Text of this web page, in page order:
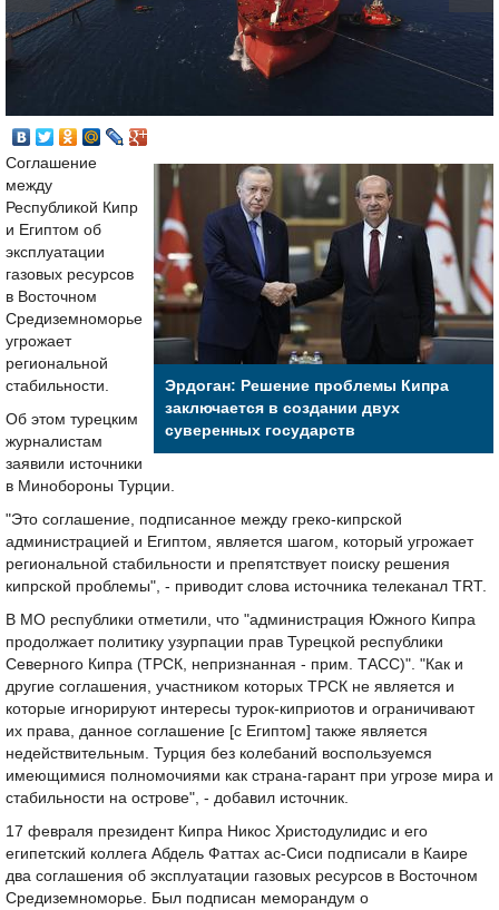
Эрдоган: Решение проблемы Кипра
заключается в создании двух
суверенных государств
Соглашение
между
Республикой Кипр
и Египтом об
эксплуатации
газовых ресурсов
в Восточном
Средиземноморье
угрожает
региональной
стабильности.
Об этом турецким
журналистам
заявили источники
в Минобороны Турции.
"Это соглашение, подписанное между греко-кипрской
администрацией и Египтом, является шагом, который угрожает
региональной стабильности и препятствует поиску решения
кипрской проблемы", - приводит слова источника телеканал TRT.
В МО республики отметили, что "администрация Южного Кипра
продолжает политику узурпации прав Турецкой республики
Северного Кипра (ТРСК, непризнанная - прим. ТАСС)". "Как и
другие соглашения, участником которых ТРСК не является и
которые игнорируют интересы турок-киприотов и ограничивают
их права, данное соглашение [с Египтом] также является
недействительным. Турция без колебаний воспользуемся
имеющимися полномочиями как страна-гарант при угрозе мира и
стабильности на острове", - добавил источник.
17 февраля президент Кипра Никос Христодулидис и его
египетский коллега Абдель Фаттах ас-Сиси подписали в Каире
два соглашения об эксплуатации газовых ресурсов в Восточном
Средиземноморье. Был подписан меморандум о